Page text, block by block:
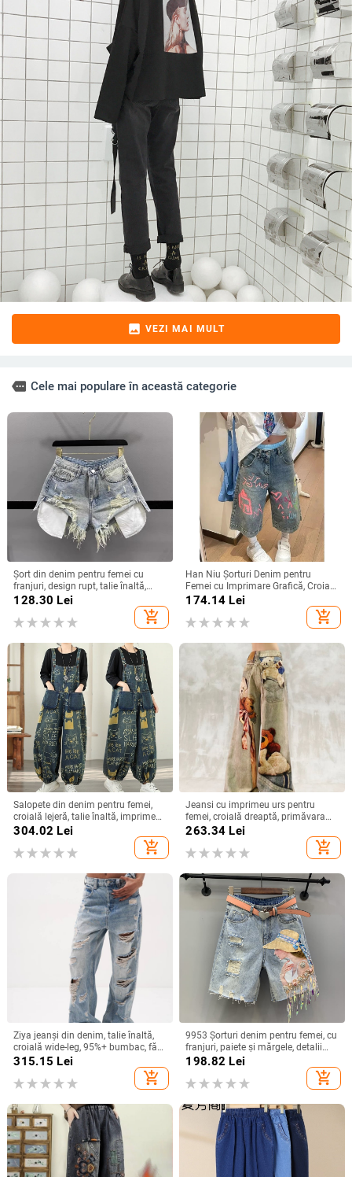
image VEZI MAI MULT
more Cele mai populare în această categorie
Șort din denim pentru femei cu
franjuri, design rupt, talie înaltă,
croială largă, lungime 3/4
128.30 Lei
add_shopping_cart
Han Niu Şorturi Denim pentru
Femei cu Imprimare Grafică, Croială
Lejeră, Stil Retro, Talie Înaltă,
174.14 Lei
add_shopping_cart
Salopete din denim pentru femei,
croială lejeră, talie înaltă, imprimeu,
amestec poliester 30–50%,
304.02 Lei
add_shopping_cart
Jeansi cu imprimeu urs pentru
femei, croială dreaptă, primăvara
2026, croială lejeră, pantaloni largi
263.34 Lei
add_shopping_cart
Ziya jeanși din denim, talie înaltă,
croială wide-leg, 95%+ bumbac, fără
călcare, vara 2025
315.15 Lei
add_shopping_cart
9953 Şorturi denim pentru femei, cu
franjuri, paiete și mărgele, detalii
rupte, lungime Capri, croială
198.82 Lei
add_shopping_cart